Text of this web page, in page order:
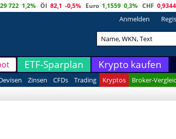
29 722 1,2% Öl 82,1 -0,5% Euro 1,1559 0,3% CHF 0,9344
Anmelden
ETF-Sparplan Krypto kaufen
Zinsen CFDs Trading Kryptos Broker-